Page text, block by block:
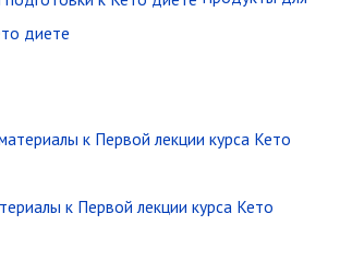
диете
к Первой лекции курса Кето